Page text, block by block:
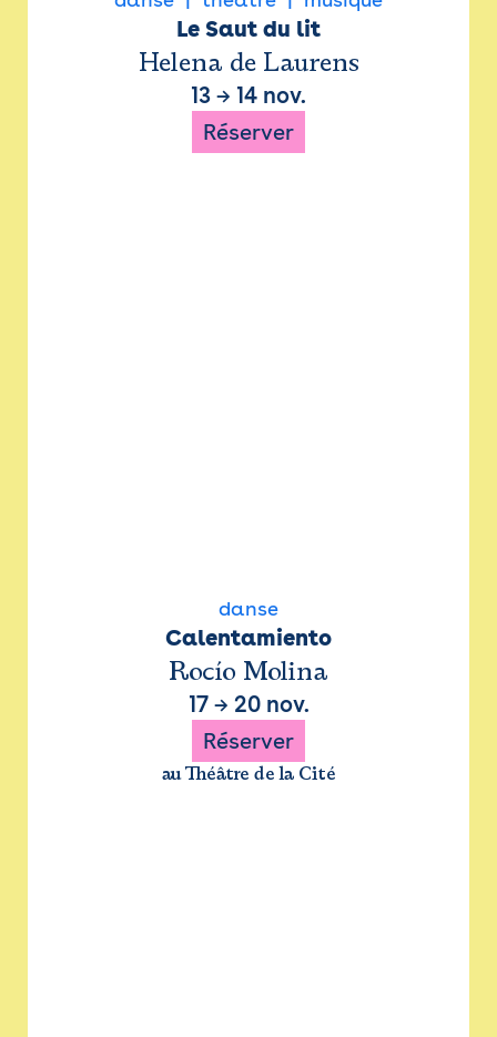
Le Saut du lit
Helena de Laurens
13 → 14 nov.
Réserver
danse
Calentamiento
Rocío Molina
17→ 20 nov.
Réserver
au Théâtre de la Cité